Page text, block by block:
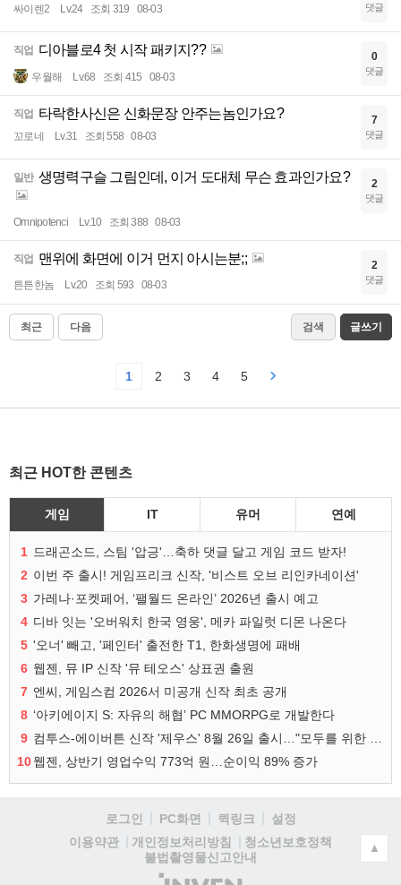
싸이렌2 Lv.24 조회 319 08-03 댓글
직업 디아블로4 첫 시작 패키지??
우월해 Lv.68 조회 415 08-03
0
댓글
직업 타락한사신은 신화문장 안주는놈인가요?
꼬로네 Lv.31 조회 558 08-03
7
댓글
일반 생명력구슬 그림인데, 이거 도대체 무슨 효과인가요?
Omnipotenci Lv.10 조회 388 08-03
2
댓글
직업 맨위에 화면에 이거 먼지 아시는분;;
튼튼한놈 Lv.20 조회 593 08-03
2
댓글
최근 다음 검색 글쓰기
1 2 3 4 5
최근 HOT한 콘텐츠
게임 IT 유머 연예
1 드래곤소드, 스팀 '압긍'…축하 댓글 달고 게임 코드 받자!
2 이번 주 출시! 게임프리크 신작, '비스트 오브 리인카네이션'
3 가레나·포켓페어, ‘팰월드 온라인’ 2026년 출시 예고
4 디바 잇는 '오버워치 한국 영웅', 메카 파일럿 디몬 나온다
5 '오너' 빼고, '페인터' 출전한 T1, 한화생명에 패배
6 웹젠, 뮤 IP 신작 '뮤 테오스' 상표권 출원
7 엔씨, 게임스컴 2026서 미공개 신작 최초 공개
8 ‘아키에이지 S: 자유의 해협’ PC MMORPG로 개발한다
9
10웹젠, 상반기 영업수익 773억 원…순이익 89% 증가
로그인 PC화면 퀵링크
설정
이용약관
개인정보처리방침
청소년보호정책
불법촬영물신고안내
(주)
▲